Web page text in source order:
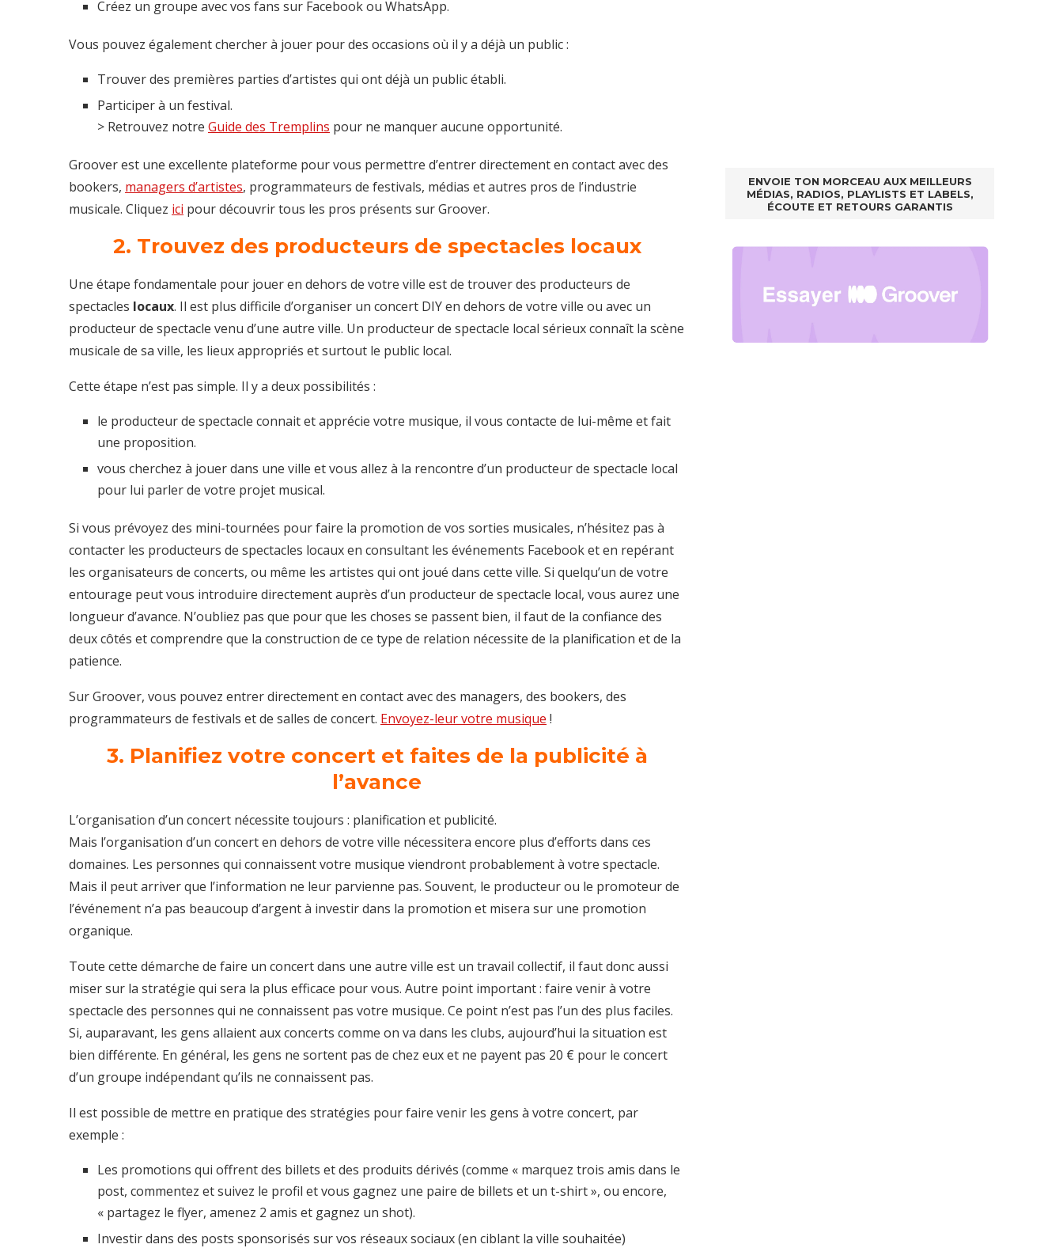
Créez un groupe avec vos fans sur Facebook ou WhatsApp.
Vous pouvez également chercher à jouer pour des occasions où il y a déjà un public :
Trouver des premières parties d’artistes qui ont déjà un public établi.
Participer à un festival.
> Retrouvez notre Guide des Tremplins pour ne manquer aucune opportunité.
Groover est une excellente plateforme pour vous permettre d’entrer directement en contact avec des
bookers, managers d’artistes, programmateurs de festivals, médias et autres pros de l’industrie
musicale. Cliquez ici pour découvrir tous les pros présents sur Groover.
2. Trouvez des producteurs de spectacles locaux
Une étape fondamentale pour jouer en dehors de votre ville est de trouver des producteurs de
spectacles locaux. Il est plus difficile d’organiser un concert DIY en dehors de votre ville ou avec un
producteur de spectacle venu d’une autre ville. Un producteur de spectacle local sérieux connaît la scène
musicale de sa ville, les lieux appropriés et surtout le public local.
Cette étape n’est pas simple. Il y a deux possibilités :
le producteur de spectacle connait et apprécie votre musique, il vous contacte de lui-même et fait
une proposition.
vous cherchez à jouer dans une ville et vous allez à la rencontre d’un producteur de spectacle local
pour lui parler de votre projet musical.
Si vous prévoyez des mini-tournées pour faire la promotion de vos sorties musicales, n’hésitez pas à
contacter les producteurs de spectacles locaux en consultant les événements Facebook et en repérant
les organisateurs de concerts, ou même les artistes qui ont joué dans cette ville. Si quelqu’un de votre
entourage peut vous introduire directement auprès d’un producteur de spectacle local, vous aurez une
longueur d’avance. N’oubliez pas que pour que les choses se passent bien, il faut de la confiance des
deux côtés et comprendre que la construction de ce type de relation nécessite de la planification et de la
patience.
Sur Groover, vous pouvez entrer directement en contact avec des managers, des bookers, des
programmateurs de festivals et de salles de concert. Envoyez-leur votre musique !
3. Planifiez votre concert et faites de la publicité à
l’avance
L’organisation d’un concert nécessite toujours : planification et publicité.
Mais l’organisation d’un concert en dehors de votre ville nécessitera encore plus d’efforts dans ces
domaines. Les personnes qui connaissent votre musique viendront probablement à votre spectacle.
Mais il peut arriver que l’information ne leur parvienne pas. Souvent, le producteur ou le promoteur de
l’événement n’a pas beaucoup d’argent à investir dans la promotion et misera sur une promotion
organique.
Toute cette démarche de faire un concert dans une autre ville est un travail collectif, il faut donc aussi
miser sur la stratégie qui sera la plus efficace pour vous. Autre point important : faire venir à votre
spectacle des personnes qui ne connaissent pas votre musique. Ce point n’est pas l’un des plus faciles.
Si, auparavant, les gens allaient aux concerts comme on va dans les clubs, aujourd’hui la situation est
bien différente. En général, les gens ne sortent pas de chez eux et ne payent pas 20 € pour le concert
d’un groupe indépendant qu’ils ne connaissent pas.
Il est possible de mettre en pratique des stratégies pour faire venir les gens à votre concert, par
exemple :
Les promotions qui offrent des billets et des produits dérivés (comme « marquez trois amis dans le
post, commentez et suivez le profil et vous gagnez une paire de billets et un t-shirt », ou encore,
« partagez le flyer, amenez 2 amis et gagnez un shot).
Investir dans des posts sponsorisés sur vos réseaux sociaux (en ciblant la ville souhaitée)
ENVOIE TON MORCEAU AUX MEILLEURS
MÉDIAS, RADIOS, PLAYLISTS ET LABELS,
ÉCOUTE ET RETOURS GARANTIS